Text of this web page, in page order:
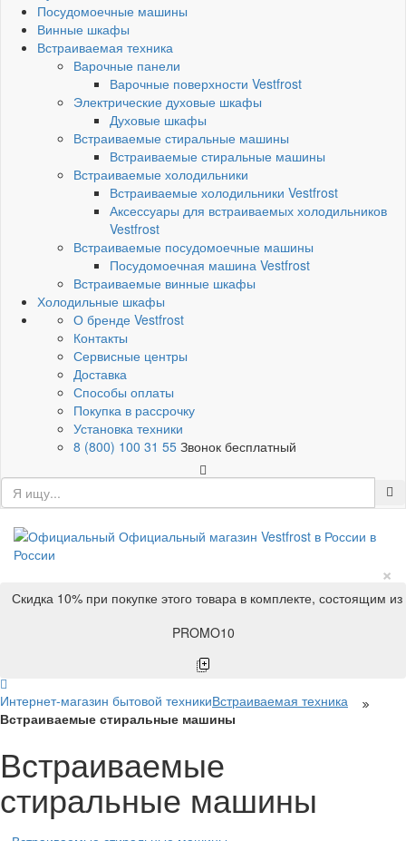
Посудомоечные машины
Винные шкафы
Встраиваемая техника
Варочные панели
Варочные поверхности Vestfrost
Электрические духовые шкафы
Духовые шкафы
Встраиваемые стиральные машины
Встраиваемые стиральные машины
Встраиваемые холодильники
Встраиваемые холодильники Vestfrost
Аксессуары для встраиваемых холодильников
Vestfrost
Встраиваемые посудомоечные машины
Посудомоечная машина Vestfrost
Встраиваемые винные шкафы
Холодильные шкафы
О бренде Vestfrost
Контакты
Сервисные центры
Доставка
Способы оплаты
Покупка в рассрочку
Установка техники
8 (800) 100 31 55 Звонок бесплатный
×
Скидка 10% при покупке этого товара в комплекте, состоящим
PROMO10
Интернет-магазин бытовой техникиВстраиваемая техника
Встраиваемые стиральные машины
Встраиваемые
стиральные машины